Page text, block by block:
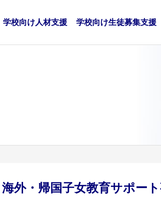
学校向け人材支援 学校向け生徒募集支援
海外・帰国子女教育サポー